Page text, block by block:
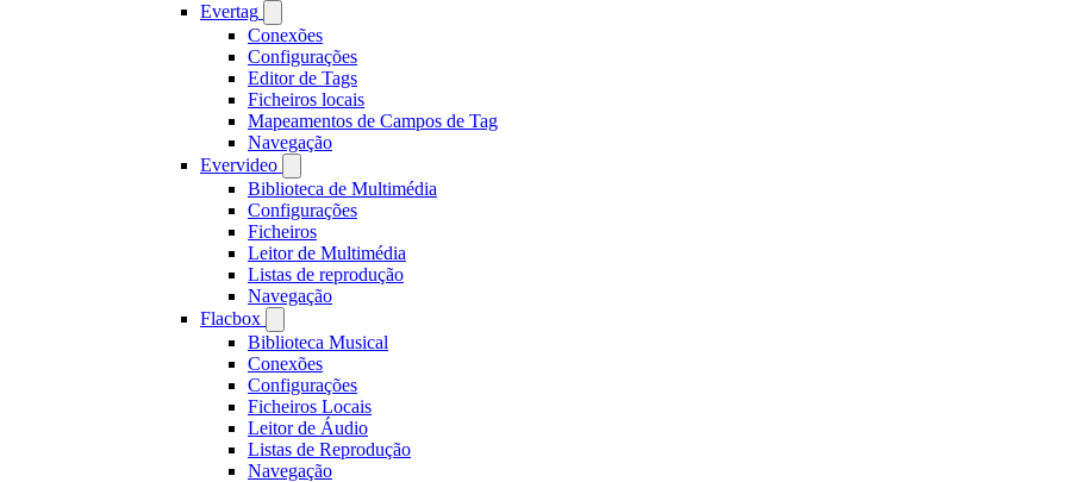
Evertag
Conexões
Configurações
Editor de Tags
Ficheiros locais
Mapeamentos de Campos de Tag
Navegação
Evervideo
Biblioteca de Multimédia
Configurações
Ficheiros
Leitor de Multimédia
Listas de reprodução
Navegação
Flacbox
Biblioteca Musical
Conexões
Configurações
Ficheiros Locais
Leitor de Áudio
Listas de Reprodução
Navegação